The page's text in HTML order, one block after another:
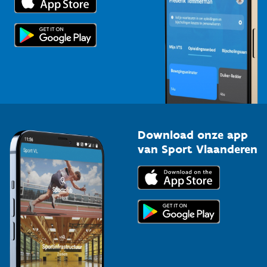
Topsporters
Voor de pers
Download onze app
van Sport Vlaanderen